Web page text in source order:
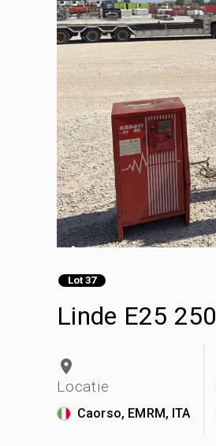
Lot 37
Linde E25
Locatie
Caorso, EMRM, ITA